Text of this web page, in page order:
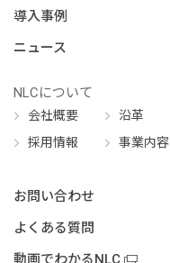
導入事例
ニュース
NLCについて
会社概要 沿革
採用情報
事業内容
お問い合わせ
よくある質問
動画でわかるNLC